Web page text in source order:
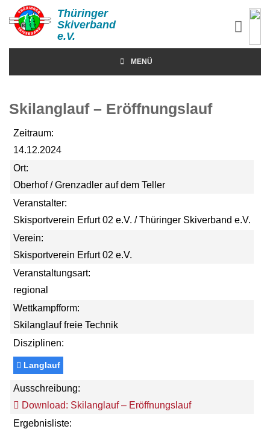
Thüringer
Skiverband
e.V.
MENÜ
Skilanglauf – Eröffnungslauf
Zeitraum:
14.12.2024
Ort:
Oberhof / Grenzadler auf dem Teller
Veranstalter:
Skisportverein Erfurt 02 e.V. / Thüringer Skiverband e.V.
Verein:
Skisportverein Erfurt 02 e.V.
Veranstaltungsart:
regional
Wettkampfform:
Skilanglauf freie Technik
Disziplinen:
Langlauf
Ausschreibung:
Download: Skilanglauf – Eröffnungslauf
Ergebnisliste: